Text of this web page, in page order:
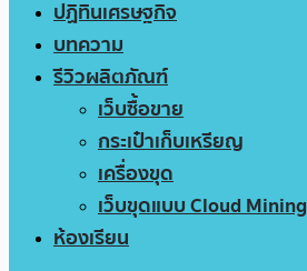
ปฏิทินเศรษฐกิจ
บทความ
รีวิวผลิตภัณฑ์
เว็บซื้อขาย
กระเป๋าเก็บเหรียญ
เครื่องขุด
เว็บขุดแบบ Cloud Mining
ห้องเรียน